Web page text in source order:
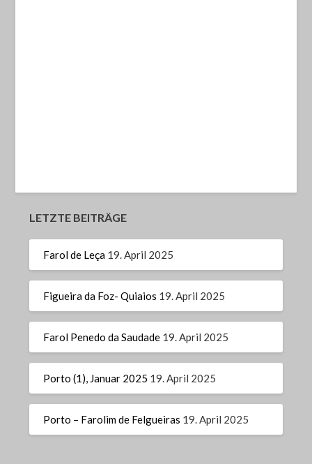
LETZTE BEITRÄGE
Farol de Leça 19. April 2025
Figueira da Foz- Quiaios 19. April 2025
Farol Penedo da Saudade 19. April 2025
Porto (1), Januar 2025 19. April 2025
Porto – Farolim de Felgueiras 19. April 2025